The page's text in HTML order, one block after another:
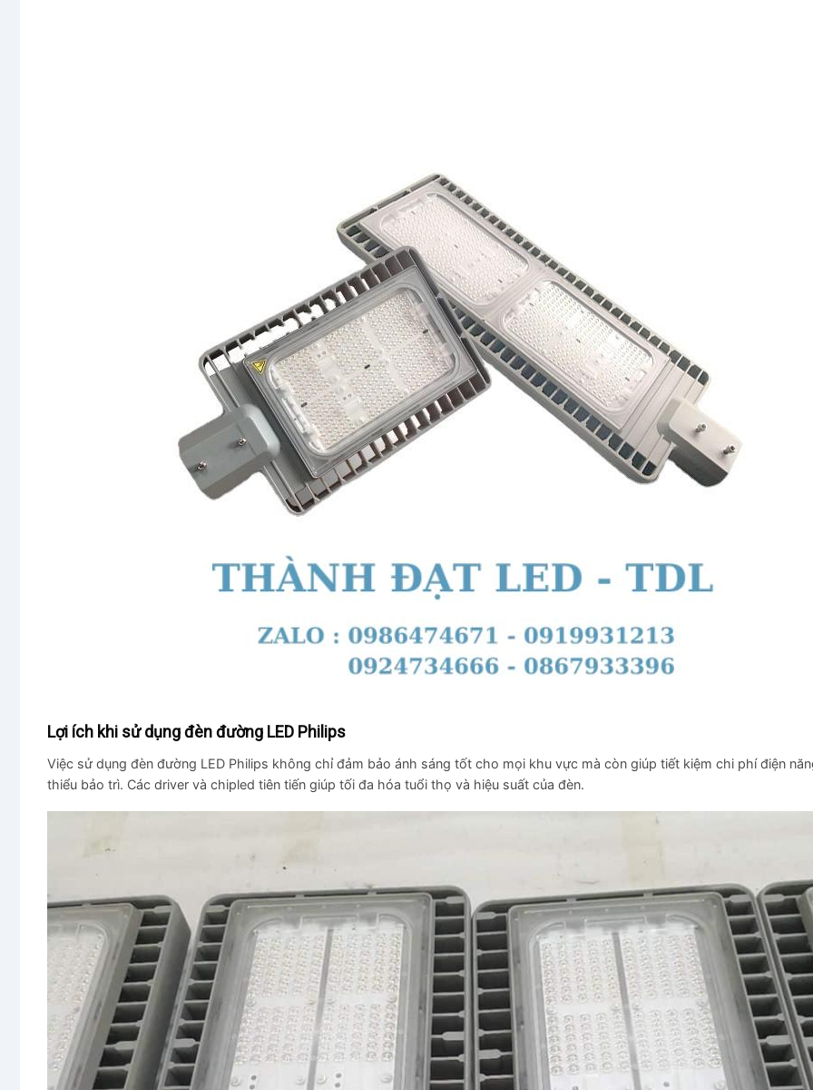
Lợi ích khi sử dụng đèn đường LED Philips
Việc sử dụng đèn đường LED Philips không chỉ đảm bảo ánh sáng tốt cho mọi khu vực mà còn giúp tiết kiệm chi phí điện
thiểu bảo trì. Các driver và chipled tiên tiến giúp tối đa hóa tuổi thọ và hiệu suất của đèn.